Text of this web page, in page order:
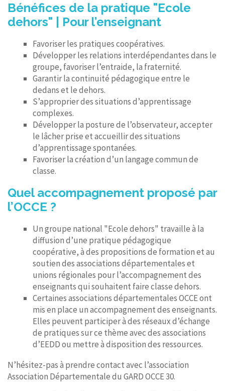
Bénéfices de la pratique "Ecole
dehors" | Pour l’enseignant
Favoriser les pratiques coopératives.
Développer les relations interdépendantes dans le
groupe, favoriser l’entraide, la fraternité.
Garantir la continuité pédagogique entre le
dedans et le dehors.
S’approprier des situations d’apprentissage
complexes.
Développer la posture de l’observateur, accepter
le lâcher prise et accueillir des situations
d’apprentissage spontanées.
Favoriser la création d’un langage commun de
classe.
Quel accompagnement proposé par
l’OCCE ?
Un groupe national "Ecole dehors" travaille à la
diffusion d’une pratique pédagogique
coopérative, à des propositions de formation et au
soutien des associations départementales et
unions régionales pour l’accompagnement des
enseignants qui souhaitent faire classe dehors.
Certaines associations départementales OCCE ont
mis en place un accompagnement des enseignants.
Elles peuvent participer à des réseaux d’échange
de pratiques sur ce thème avec des associations
d’EEDD ou mettre à disposition des ressources.
N’hésitez-pas à prendre contact avec l’association
Association Départementale du GARD OCCE 30.